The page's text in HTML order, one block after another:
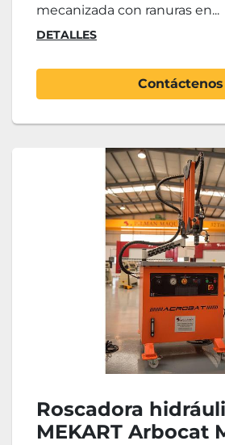
mecanizada con ranuras en...
DETALLES
Contáctenos
Roscadora
MEKART Arbocat